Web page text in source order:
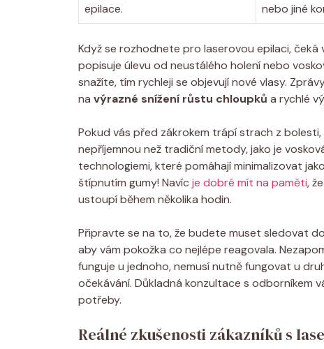
epilace.
nebo jiné
Když se rozhodnete pro laserovou epilaci, čeká
popisuje úlevu od neustálého holení nebo
snažíte, tím rychleji se objevují nové vlasy.
na výrazné snížení růstu chloupků a rychlé
Pokud vás před zákrokem trápí strach z
nepříjemnou než tradiční metody, jako je
technologiemi, které pomáhají minimalizovat
štípnutím gumy! Navíc je dobré mít na paměti, že
ustoupí během několika hodin.
Připravte se na to, že budete muset sledovat
aby vám pokožka co nejlépe reagovala.
funguje u jednoho, nemusí nutně fungovat u
očekávání. Důkladná konzultace s odborníkem
potřeby.
Reálné zkušenosti zákazníků s